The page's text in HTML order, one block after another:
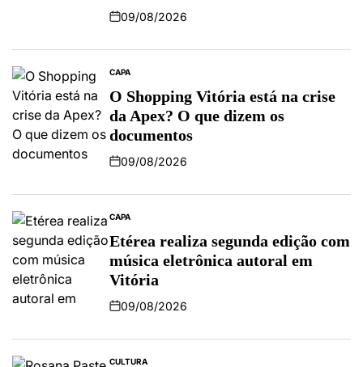
09/08/2026
CAPA
O Shopping Vitória está na crise
da Apex? O que dizem os
documentos
09/08/2026
CAPA
Etérea realiza segunda edição com
música eletrônica autoral em
Vitória
09/08/2026
CULTURA